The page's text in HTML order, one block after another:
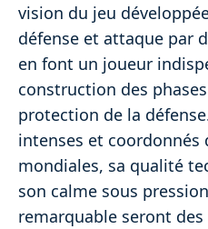
vision du jeu
défense et attaque par
en font un joueur
construction des
protection de la
intenses et coordonnés
mondiales, sa qualité
son calme sous
remarquable seront